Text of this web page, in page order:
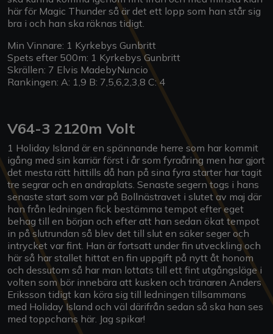
här för Magic Thunder så är det ett lopp som han står sig
bra i och han ska räknas tidigt.
Min Vinnare: 1 Kyrkebys Gunbritt
Spets efter 500m: 1 Kyrkebys Gunbritt
Skrällen: 7 Elvis MadebyNuncio
Rankingen: A: 1,9 B: 7,5,6,2,3,8 C: 4
V64-3 2120m Volt
1 Holiday Island är en spännande herre som har kommit
igång med sin karriär först i år som fyraåring men har gjort
det mesta rätt hittills då han på sina fyra starter har tagit
tre segrar och en andraplats. Senaste segern togs i hans
senaste start som var på Bollnästravet i slutet av maj där
han från ledningen fick bestämma tempot efter eget
behag till en början och efter att han sedan ökat tempot
in på slutrundan så blev det till slut en säker seger och
intrycket var fint. Han är fortsatt under fin utveckling och
här så har stallet hittat en fin uppgift på nytt åt honom
och dessutom så har man lottats till ett fint utgångsläge i
volten som bör innebära att kusken och tränaren Anders
Eriksson tidigt kan köra sig till ledningen tillsammans
med Holiday Island och väl därifrån sedan så ska han ses
med toppchans här. Jag spikar!